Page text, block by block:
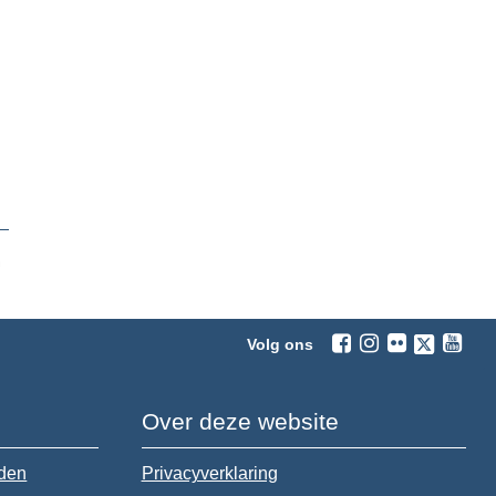
Volg ons
Over deze website
Privacyverklaring